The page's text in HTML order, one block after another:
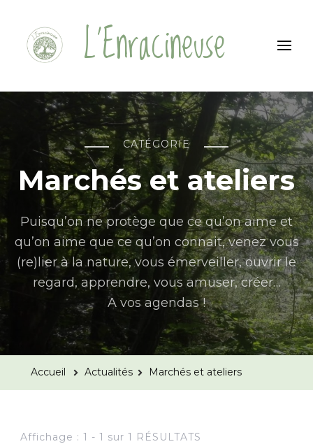
L'Enracineuse
CATÉGORIE
Marchés et ateliers
Puisqu’on ne protège que ce qu’on aime et
qu’on aime que ce qu’on connait, venez vous
(re)lier à la nature, vous émerveiller, ouvrir le
regard, apprendre, vous amuser, créer…
A vos agendas !
Accueil Actualités Marchés et ateliers
Affichage : 1 - 1 sur 1 RÉSULTATS